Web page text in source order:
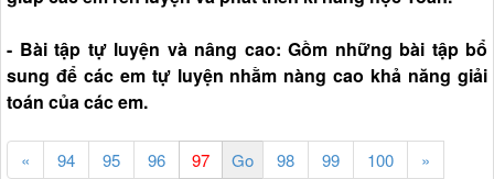
- Bài tập tự luyện và nâng cao: Gồm những bài tập bổ
sung để các em tự luyện nhằm nàng cao khả năng giải
toán của các em.
« 94 95 96 98 99 100
»